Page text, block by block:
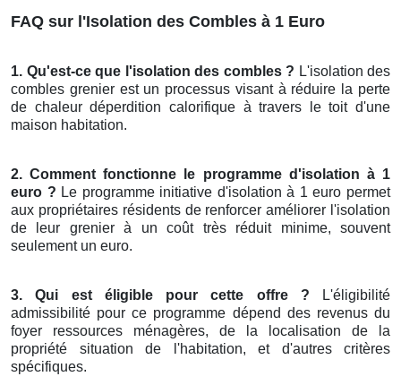
FAQ sur l'Isolation des Combles à 1 Euro
1. Qu'est-ce que l'isolation des combles ? L'isolation des
combles grenier est un processus visant à réduire la perte
de chaleur déperdition calorifique à travers le toit d'une
maison habitation.
2. Comment fonctionne le programme d'isolation à 1
euro ? Le programme initiative d'isolation à 1 euro permet
aux propriétaires résidents de renforcer améliorer l'isolation
de leur grenier à un coût très réduit minime, souvent
seulement un euro.
3. Qui est éligible pour cette offre ? L'éligibilité
admissibilité pour ce programme dépend des revenus du
foyer ressources ménagères, de la localisation de la
propriété situation de l'habitation, et d'autres critères
spécifiques.